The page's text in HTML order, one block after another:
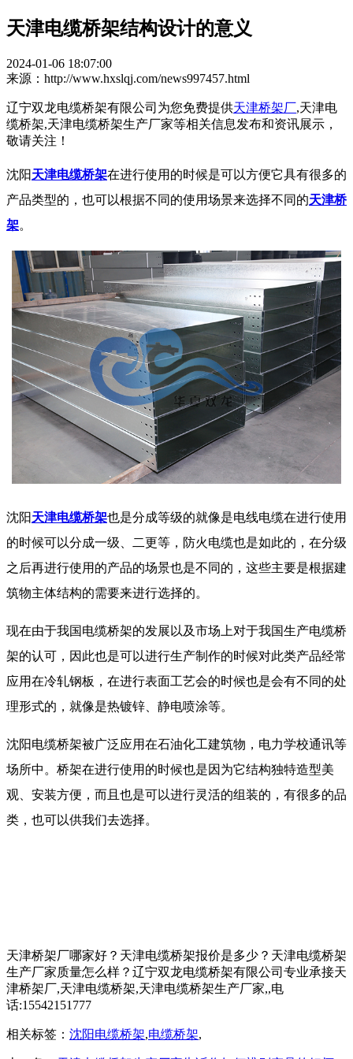
天津电缆桥架结构设计的意义
2024-01-06 18:07:00
来源：http://www.hxslqj.com/news997457.html
辽宁双龙电缆桥架有限公司为您免费提供天津桥架厂,天津电
缆桥架,天津电缆桥架生产厂家等相关信息发布和资讯展示，
敬请关注！
沈阳天津电缆桥架在进行使用的时候是可以方便它具有很多的
产品类型的，也可以根据不同的使用场景来选择不同的天津桥
架。
沈阳天津电缆桥架也是分成等级的就像是电线电缆在进行使用
的时候可以分成一级、二更等，防火电缆也是如此的，在分级
之后再进行使用的产品的场景也是不同的，这些主要是根据建
筑物主体结构的需要来进行选择的。
现在由于我国电缆桥架的发展以及市场上对于我国生产电缆桥
架的认可，因此也是可以进行生产制作的时候对此类产品经常
应用在冷轧钢板，在进行表面工艺会的时候也是会有不同的处
理形式的，就像是热镀锌、静电喷涂等。
沈阳电缆桥架被广泛应用在石油化工建筑物，电力学校通讯等
场所中。桥架在进行使用的时候也是因为它结构独特造型美
观、安装方便，而且也是可以进行灵活的组装的，有很多的品
类，也可以供我们去选择。
天津桥架厂哪家好？天津电缆桥架报价是多少？天津电缆桥架
生产厂家质量怎么样？辽宁双龙电缆桥架有限公司专业承接天
津桥架厂,天津电缆桥架,天津电缆桥架生产厂家,,电
话:15542151777
相关标签： 沈阳电缆桥架,电缆桥架,